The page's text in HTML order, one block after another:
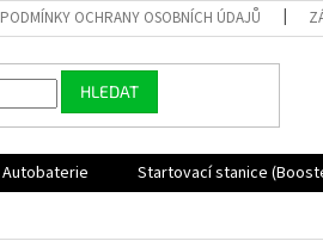
PODMÍNKY OCHRANY OSOBNÍCH ÚDAJŮ
HLEDAT
Autobaterie Startovací stanice